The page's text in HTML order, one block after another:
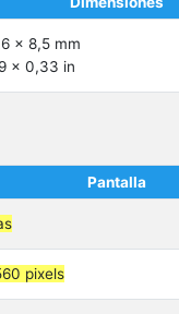
x 8,5 mm
x 0,33 in
Pantalla
pixels